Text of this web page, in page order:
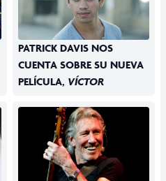
PATRICK DAVIS NOS
CUENTA SOBRE SU NUEVA
PELÍCULA, VÍCTOR